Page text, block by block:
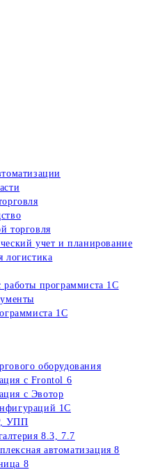
торговля
учет и планирование
логистика
работы программиста 1С
1С
оборудования
c Frontol 6
с Эвотор
1С
УПП
8.3, 7.7
автоматизация 8
8